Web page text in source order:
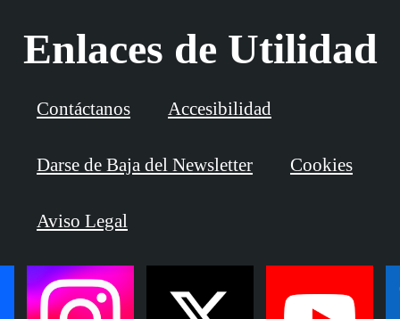
Enlaces de Utilidad
Contáctanos Accesibilidad
Darse de Baja del Newsletter Cookies
Aviso Legal